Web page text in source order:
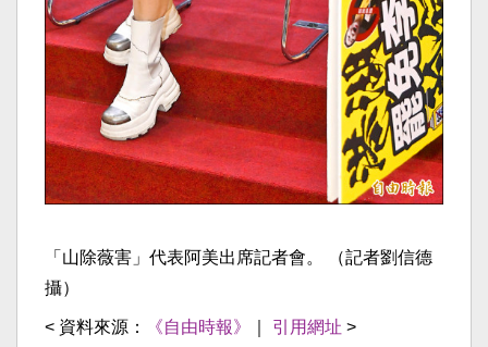
「山除薇害」代表阿美出席記者會。 （記者劉信德
攝）
< 資料來源： 《自由時報》 引用網址 >